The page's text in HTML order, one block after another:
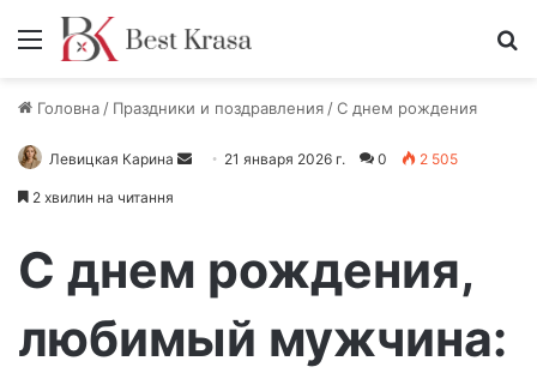
Меню
Головна / Праздники и поздравления /С днем рождения
Левицкая Карина
и
т
21 января 2026 г. 0 2 505
2 хвилин на читання
С днем рождения,
любимый мужчина: